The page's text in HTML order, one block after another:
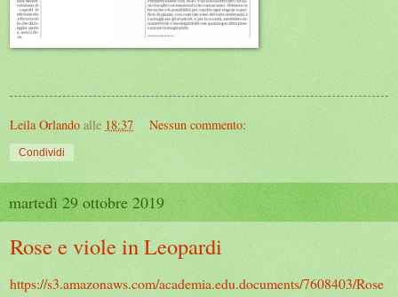
Leila Orlando alle 18:37 Nessun commento:
Condividi
martedì 29 ottobre 2019
Rose e viole in Leopardi
https://s3.amazonaws.com/academia.edu.documents/7608403/Rose